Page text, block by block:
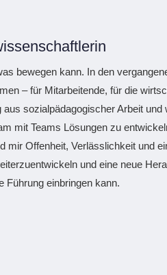
bewegen kann. In den
– für Mitarbeitende, für die
sozialpädagogischer Arbeit
mit Teams Lösungen zu
mir Offenheit, Verlässlichkeit und
und eine neue
Führung einbringen kann.